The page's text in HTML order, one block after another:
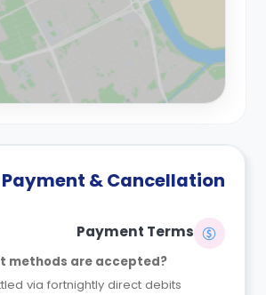
Payment & Cancellation
Payment Terms
methods are accepted?
via fortnightly direct debits